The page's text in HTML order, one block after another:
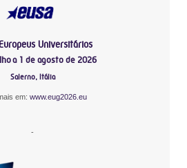
Universitários
a 1 de agosto de 2026
Salerno, Itália
em: www.eug2026.eu
-